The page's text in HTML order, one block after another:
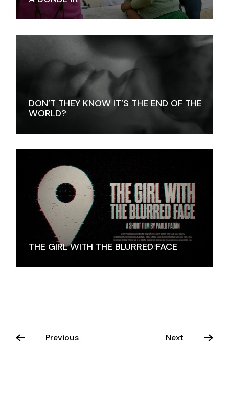
DON’T THEY KNOW IT’S THE END OF THE
WORLD?
THE GIRL WITH THE BLURRED FACE
Previous Next